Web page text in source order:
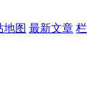
地图 最新文章 栏